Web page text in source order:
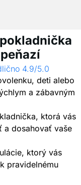
4.9/5.0
deti alebo
a zábavným
ktorá vás
a dosahovať vaše
ktorý vás
pravidelnému